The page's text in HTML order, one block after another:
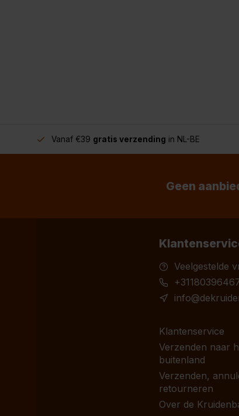
Vanaf €39 gratis verzending in NL-BE
Geen
Veelgestelde
Klantenservice
Verzenden naar
buitenland
Verzenden,
retourneren
Over de